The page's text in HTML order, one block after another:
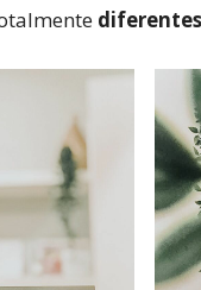
diferentes